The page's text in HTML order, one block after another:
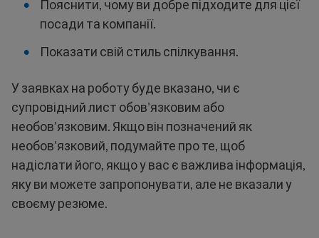
Пояснити, чому ви добре підходите для цієї
посади та компанії.
Показати свій стиль спілкування.
У заявках на роботу буде вказано, чи є
супровідний лист обов'язковим або
необов'язковим. Якщо він позначений як
необов'язковий, подумайте про те, щоб
надіслати його, якщо у вас є важлива інформація,
яку ви можете запропонувати, але не вказали у
своєму резюме.